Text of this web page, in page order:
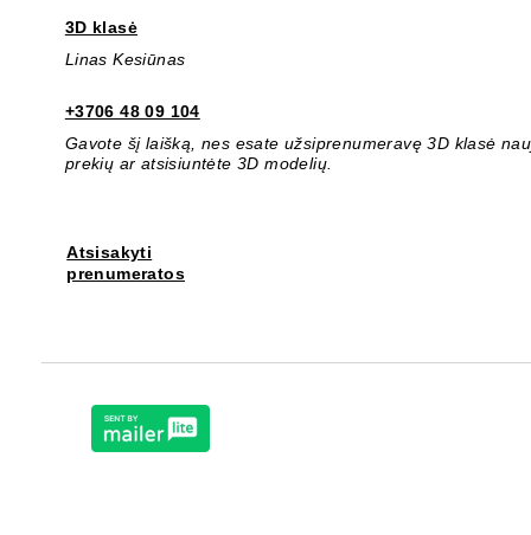
3D klasė
Linas Kesiūnas
+3706 48 09 104
Gavote šį laišką, nes esate užsiprenumeravę 3D klasė
prekių ar atsisiuntėte 3D modelių.
Atsisakyti
prenumeratos